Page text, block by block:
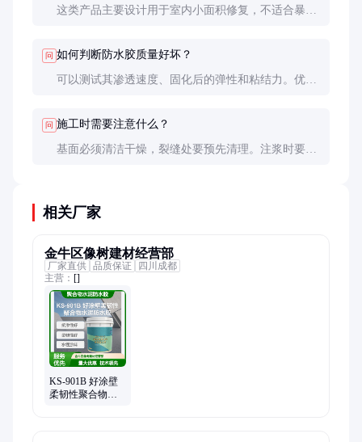
这类产品主要设计用于室内小面积修复，不适合暴露
问 如何判断防水胶质量好坏？
可以测试其渗透速度、固化后的弹性和粘结力。优质
问 施工时需要注意什么？
基面必须清洁干燥，裂缝处要预先清理。注浆时要缓
相关厂家
金牛区像树建材经营部
厂家直供 品质保证
四川成都
主营： []
KS-901B 好涂壁
柔韧性聚合物水